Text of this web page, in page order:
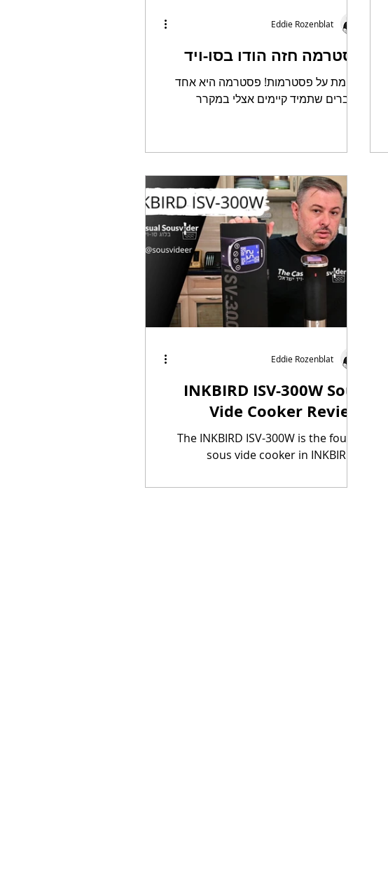
פסטרמה חזה הודו בסו-ויד
אני מת על פסטרמות! פסטרמה היא אחד
הדברים שתמיד קיימים אצלי במקרר
Eddie Rozenblat
INKBIRD ISV-300W Sous
Vide Cooker Review
The INKBIRD ISV-300W is the fourth
sous vide cooker in INKBIRD's
company known for its temperature...
Eddie Rozenblat